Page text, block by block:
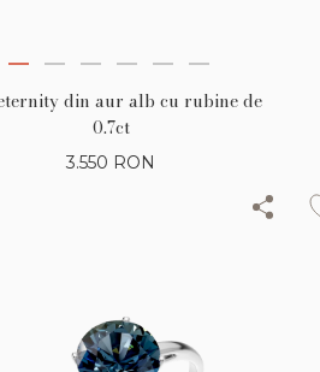
din aur alb cu rubine de
0.7ct
3.550 RON